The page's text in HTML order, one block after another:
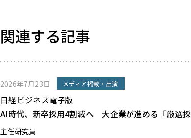
関連する記事
2026年7月23日 メディア掲載・出演
日経ビジネス電子版
AI時代、新卒採用4割減へ 大企業が進める「厳選
主任研究員